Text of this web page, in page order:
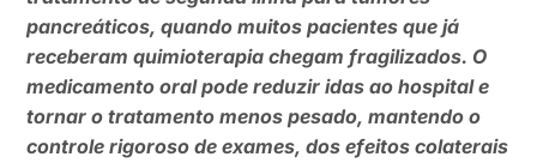
pancreáticos, quando muitos pacientes que já
receberam quimioterapia chegam fragilizados. O
medicamento oral pode reduzir idas ao hospital e
tornar o tratamento menos pesado, mantendo o
controle rigoroso de exames, dos efeitos colaterais